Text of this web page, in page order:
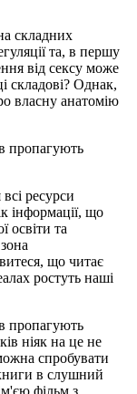
складних
та, в першу
від сексу може
складові? Однак,
власну анатомію
пропагують
ресурси
інформації, що
освіти та
що читає
ростуть наші
пропагують
ніяк на це не
спробувати
в слушний